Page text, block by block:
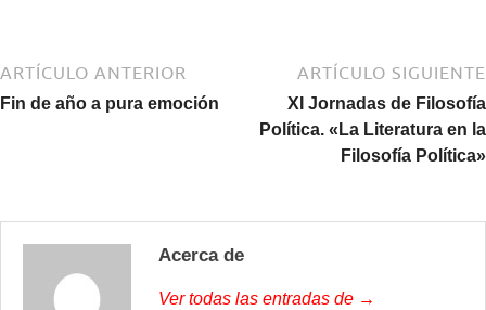
ARTÍCULO ANTERIOR
Fin de año a pura emoción
ARTÍCULO SIGUIENTE
XI Jornadas de Filosofía
Política. «La Literatura en la
Filosofía Política»
Acerca de
Ver todas las entradas de →